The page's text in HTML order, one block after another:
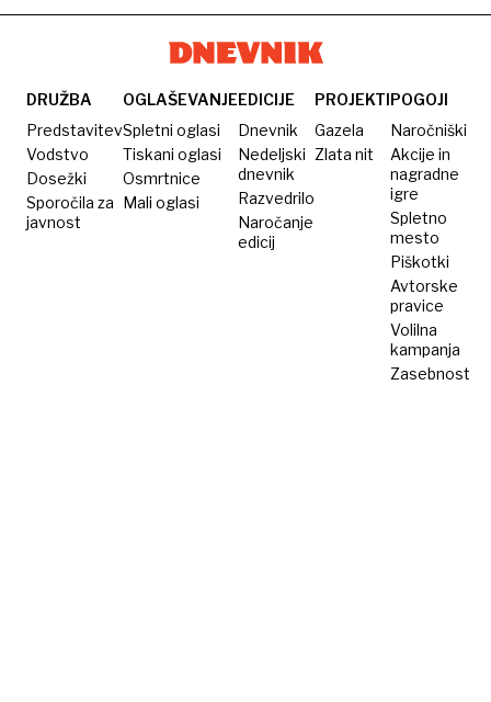
DRUŽBA
Predstavitev
Vodstvo
Dosežki
Sporočila za
javnost
OGLAŠEVANJE
Spletni oglasi
Tiskani oglasi
Osmrtnice
Mali oglasi
EDICIJE
Dnevnik
Nedeljski
dnevnik
Razvedrilo
Naročanje
edicij
PROJEKTI
Gazela
Zlata nit
POGOJI
Naročniški
Akcije in
nagradne
igre
Spletno
mesto
Piškotki
Avtorske
pravice
Volilna
kampanja
Zasebnost